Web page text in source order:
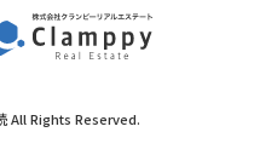
和歌山県
富山県
岡山県
続トラブル
All Rights Reserved.